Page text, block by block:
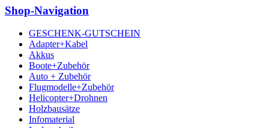
Shop-Navigation
GESCHENK-GUTSCHEIN
Adapter+Kabel
Akkus
Boote+Zubehör
Auto + Zubehör
Flugmodelle+Zubehör
Helicopter+Drohnen
Holzbausätze
Infomaterial